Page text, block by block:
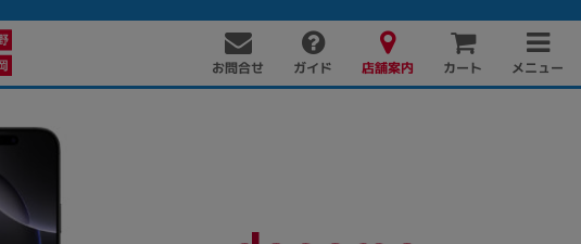
お問合せ ガイド 店舗案内 カート メニュー